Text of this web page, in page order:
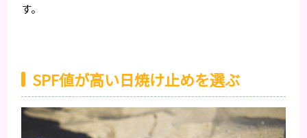
す。
SPF値が高い日焼け止めを選ぶ